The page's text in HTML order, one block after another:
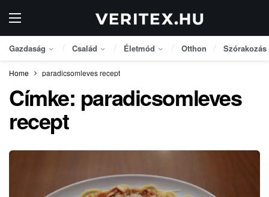
Gazdaság Család Életmód Otthon Szórakozás
Home paradicsomleves recept
Címke: paradicsomleves
recept